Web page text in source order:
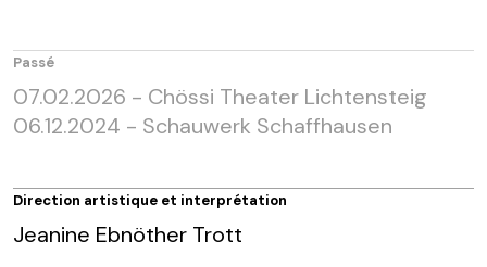
Passé
07.02.2026 - Chössi Theater Lichtensteig
06.12.2024 - Schauwerk Schaffhausen
Direction artistique et interprétation
Jeanine Ebnöther Trott